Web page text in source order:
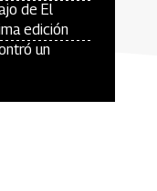
de El
edición
un